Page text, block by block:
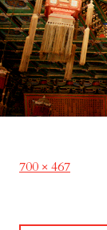
Full
700 × 467